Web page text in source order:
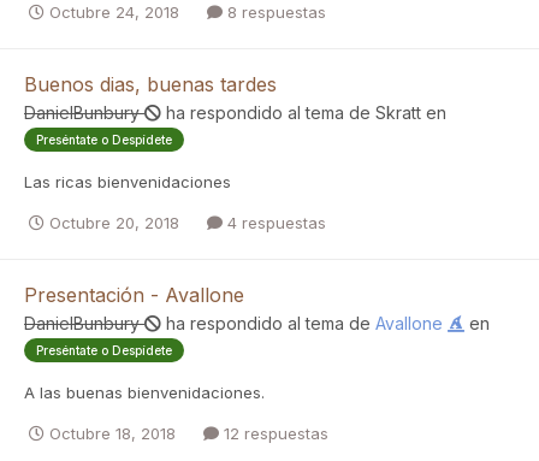
Octubre 24, 2018 8 respuestas
Buenos dias, buenas tardes
DanielBunbury ha respondido al tema de Skratt en
Preséntate o Despídete
Las ricas bienvenidaciones
Octubre 20, 2018 4 respuestas
Presentación - Avallone
DanielBunbury ha respondido al tema de Avallone en
Preséntate o Despídete
A las buenas bienvenidaciones.
Octubre 18, 2018 12 respuestas